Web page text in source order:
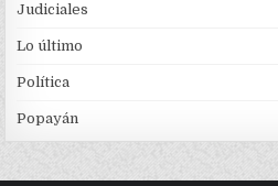
Judiciales
Lo último
Política
Popayán